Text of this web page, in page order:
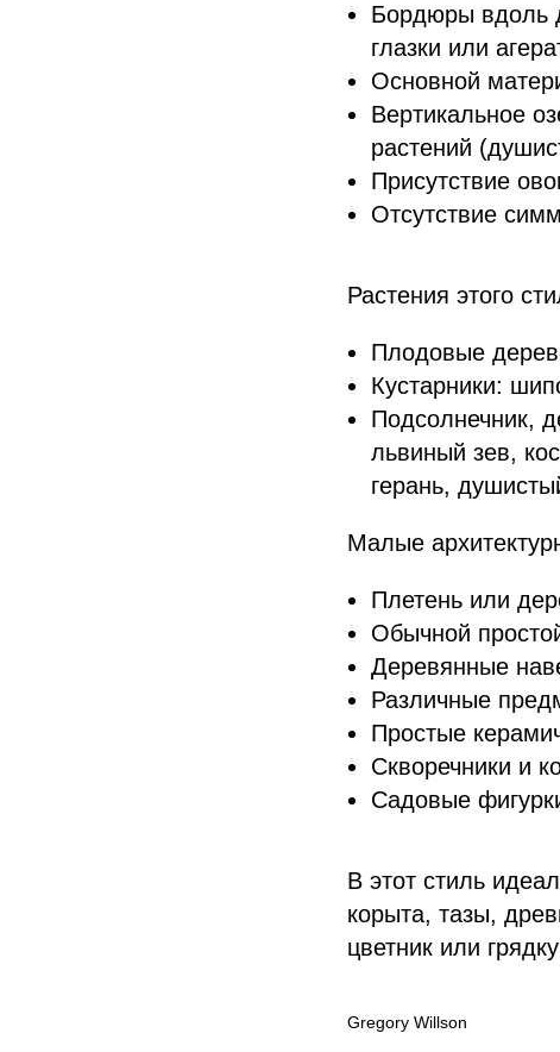
Бордюры вдоль
глазки или
Основной
Вертикальное
растений
Присутствие
Отсутствие
Растения этого
Плодовые
Кустарники:
Подсолнечник,
львиный зев,
герань,
Малые
Плетень или
Обычной
Деревянные
Различные
Простые
Скворечники и
Садовые
В этот стиль
корыта, тазы,
цветник или
Gregory Willson